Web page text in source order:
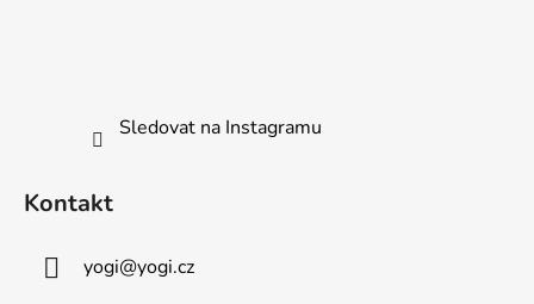
Sledovat na Instagramu
Kontakt
yogi@yogi.cz